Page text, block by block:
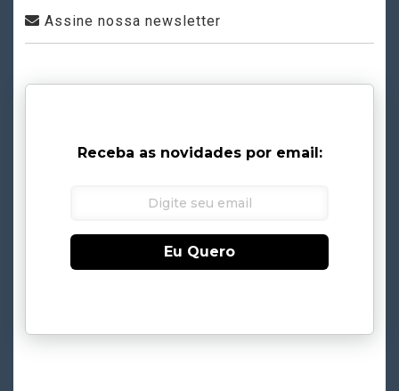
Assine nossa newsletter
Receba as novidades por email:
Eu Quero